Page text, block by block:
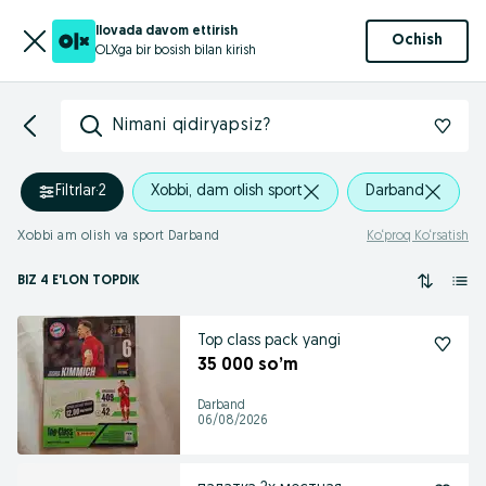
Ilovada davom ettirish
OLXga bir bosish bilan kirish
Ochish
Nimani qidiryapsiz?
Filtrlar·2 Xobbi, dam olish sport Darband
Xobbi am olish va sport Darband Ko‘proq Ko‘rsatish
BIZ 4 E'LON TOPDIK
Top class pack yangi
35 000 so’m
Darband
06/08/2026